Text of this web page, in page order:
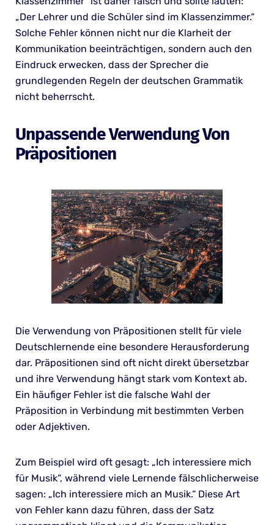
„Der Lehrer und die Schüler sind im Klassenzimmer.“
Solche Fehler können nicht nur die Klarheit der
Kommunikation beeinträchtigen, sondern auch den
Eindruck erwecken, dass der Sprecher die
grundlegenden Regeln der deutschen Grammatik
nicht beherrscht.
Unpassende Verwendung Von
Präpositionen
Die Verwendung von Präpositionen stellt für viele
Deutschlernende eine besondere Herausforderung
dar. Präpositionen sind oft nicht direkt übersetzbar
und ihre Verwendung hängt stark vom Kontext ab.
Ein häufiger Fehler ist die falsche Wahl der
Präposition in Verbindung mit bestimmten Verben
oder Adjektiven.
Zum Beispiel wird oft gesagt: „Ich interessiere mich
für Musik“, während viele Lernende fälschlicherweise
sagen: „Ich interessiere mich an Musik.“ Diese Art
von Fehler kann dazu führen, dass der Satz